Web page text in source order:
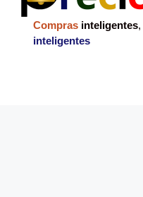
Compras inteligentes,
inteligentes